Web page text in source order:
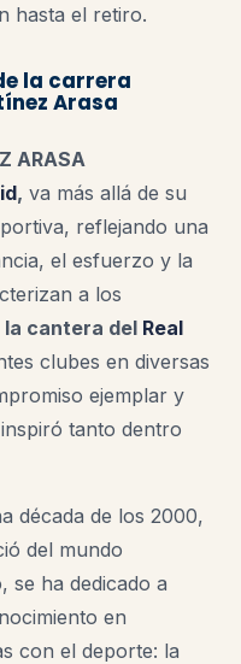
hasta el retiro.
la carrera
Arasa
ARASA
, va más allá de su
reflejando una
el esfuerzo y la
a los
la cantera del Real
clubes en diversas
ejemplar y
tanto dentro
década de los 2000,
del mundo
ha dedicado a
en
con el deporte: la